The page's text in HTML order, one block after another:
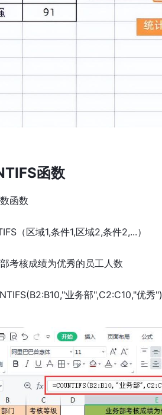
函数
函数
（区域1,条件1,区域2,条件2,...）
考核成绩为优秀的员工人数
业务部",C2:C10,"优秀")